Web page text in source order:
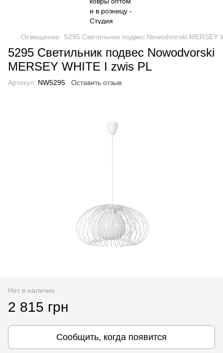
Освещение 5295 Светильник подвес Nowodvorski MERSEY
5295 Светильник подвес Nowodvorski
MERSEY WHITE I zwis PL
Артикул: NW5295 Оставить отзыв
Нет в наличии
2 815 грн
Сообщить, когда появится